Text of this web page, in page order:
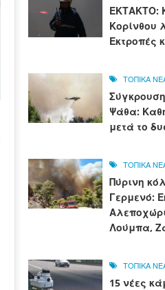
ΕΚΤΑΚΤΟ:
Κορίνθου
Εκτροπές
ΤΟΠΙΚΑ
Ψάθα:
μετά το
ΤΟΠΙΚΑ
Πύρινη
Γερμενό:
Λούμπα,
ΤΟΠΙΚΑ
15 νέες